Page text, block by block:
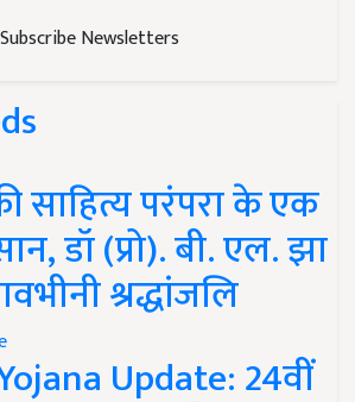
Subscribe Newsletters
साहित्य परंपरा के एक
डॉ (प्रो). बी. एल. झा
श्रद्धांजलि
Update: 24वीं